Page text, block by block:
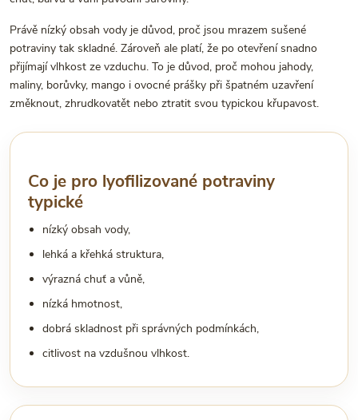
Právě nízký obsah vody je důvod, proč jsou mrazem sušené
potraviny tak skladné. Zároveň ale platí, že po otevření snadno
přijímají vlhkost ze vzduchu. To je důvod, proč mohou jahody,
maliny, borůvky, mango i ovocné prášky při špatném uzavření
změknout, zhrudkovatět nebo ztratit svou typickou křupavost.
Co je pro lyofilizované potraviny
typické
nízký obsah vody,
lehká a křehká struktura,
výrazná chuť a vůně,
nízká hmotnost,
dobrá skladnost při správných podmínkách,
citlivost na vzdušnou vlhkost.